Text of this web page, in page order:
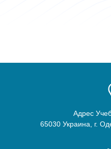
Адрес
65030 Украина, г.